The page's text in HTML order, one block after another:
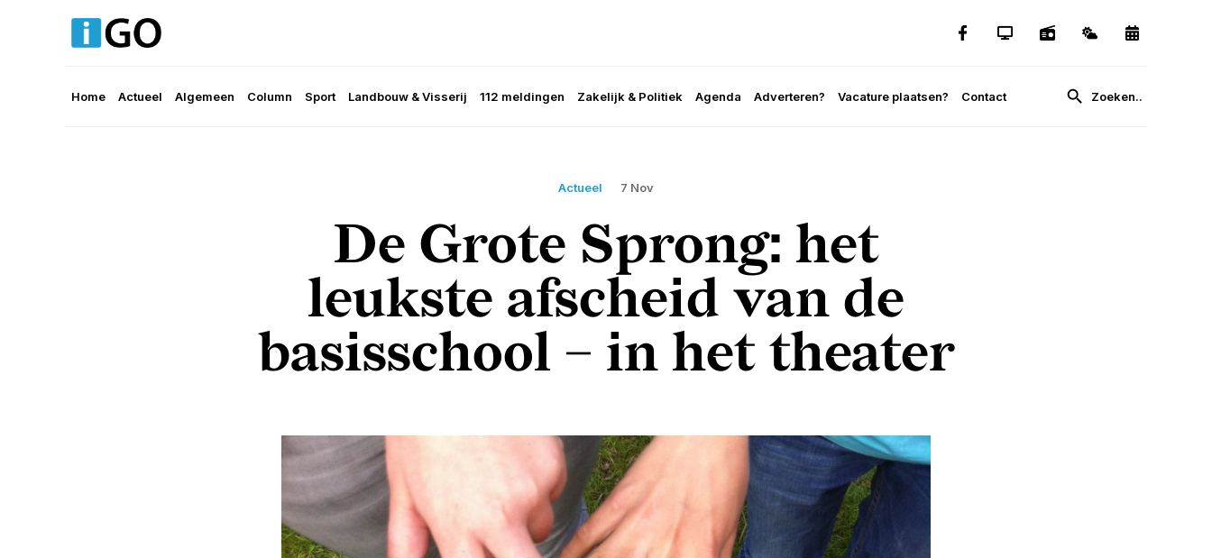
Home Actueel Algemeen Column Sport Landbouw & Visserij 112 meldingen Zakelijk & Politiek Agenda Adverteren? Vacature plaatsen? Contact
Actueel 7 Nov
De Grote Sprong: het
leukste afscheid van de
basisschool – in het theater